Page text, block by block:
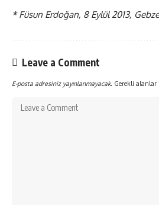
* Füsun Erdoğan, 8 Eylül 2013,
Leave a Comment
E-posta adresiniz yayınlanmayacak. Gerekli alanlar